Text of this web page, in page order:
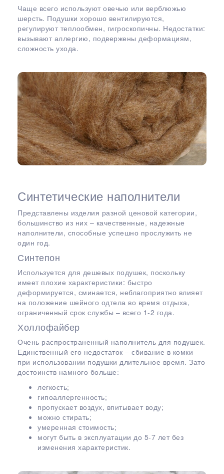
Чаще всего используют овечью или верблюжью
шерсть. Подушки хорошо вентилируются,
регулируют теплообмен, гигроскопичны. Недостатки:
вызывают аллергию, подвержены деформациям,
сложность ухода.
Синтетические наполнители
Представлены изделия разной ценовой категории,
большинство из них – качественные, надежные
наполнители, способные успешно прослужить не
один год.
Синтепон
Используется для дешевых подушек, поскольку
имеет плохие характеристики: быстро
деформируется, сминается, неблагоприятно влияет
на положение шейного одтела во время отдыха,
ограниченный срок службы – всего 1-2 года.
Холлофайбер
Очень распространенный наполнитель для подушек.
Единственный его недостаток – сбивание в комки
при использовании подушки длительное время. Зато
достоинств намного больше:
легкость;
гипоаллергенность;
пропускает воздух, впитывает воду;
можно стирать;
умеренная стоимость;
могут быть в эксплуатации до 5-7 лет без
изменения характеристик.